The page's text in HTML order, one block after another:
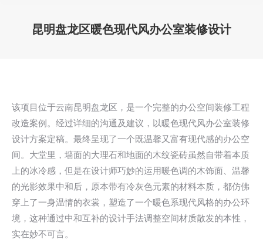
昆明盘龙区暖色现代风办公室装修设计
该项目位于云南昆明盘龙区，是一个完整的办公空间装修工程
改造案例。经过详细的沟通及建议，以暖色现代风办公室装修
设计方案定稿。最终呈现了一个既温馨又富有现代感的办公空
间。大堂里，墙面的大理石和地面的木纹瓷砖虽然自带着本质
上的冰冷感，但是在设计师巧妙的运用暖色调的木饰面、温馨
的光影效果中和后，原本带有冷灰色元素的材料本质，都仿佛
穿上了一身温情的衣裳，塑造了一个暖色系现代风格的办公环
境，这种通过中和互补的设计手法调整空间材质散发的本性，
实在妙不可言。